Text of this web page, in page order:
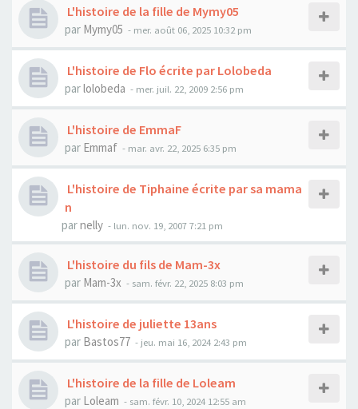
L'histoire de la fille de Mymy05
par Mymy05 - mer. août 06, 2025 10:32 pm
L'histoire de Flo écrite par Lolobeda
parlolobeda - mer. juil. 22, 2009 2:56 pm
L'histoire de EmmaF
par Emmaf - mar. avr. 22, 2025 6:35 pm
L'histoire de Tiphaine écrite par sa mama
n
parnelly - lun. nov. 19, 2007 7:21 pm
L'histoire du fils de Mam-3x
par Mam-3x - sam. févr. 22, 2025 8:03 pm
L'histoire de juliette 13ans
par Bastos77 - jeu. mai 16, 2024 2:43 pm
L'histoire de la fille de Loleam
par Loleam - sam. févr. 10, 2024 12:55 am